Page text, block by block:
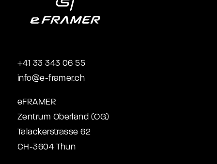
+41 33 343 06 55
info@e-framer.ch
eFRAMER
Zentrum Oberland (OG)
Talackerstrasse 62
CH-3604 Thun